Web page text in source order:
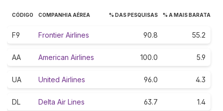
CÓDIGO COMPANHIA AÉREA % DAS PESQUISAS % A MAIS BARATA
F9 Frontier Airlines 90.8 55.2
AA American Airlines 100.0 5.9
UA United Airlines 96.0 4.3
DL Delta Air Lines 63.7 1.4